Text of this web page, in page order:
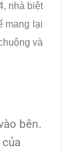
nhà biệt
mang lại
và
bên.